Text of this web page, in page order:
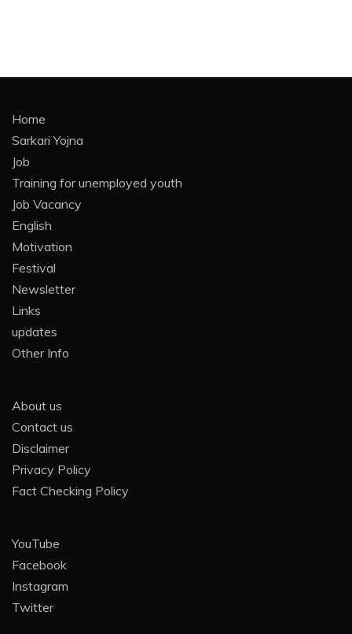
Home
Sarkari Yojna
Job
Training for unemployed youth
Job Vacancy
English
Motivation
Festival
Newsletter
Links
updates
Other Info
About us
Contact us
Disclaimer
Privacy Policy
Fact Checking Policy
YouTube
Facebook
Instagram
Twitter